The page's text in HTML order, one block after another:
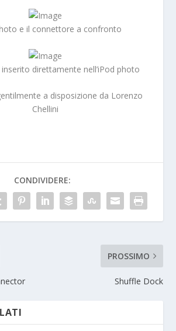
e il connettore a confronto
direttamente nell’iPod photo
a disposizione da Lorenzo
Chellini
CONDIVIDERE:
PROSSIMO
Shuffle Dock